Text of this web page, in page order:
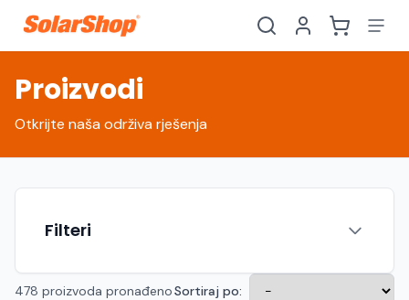
Proizvodi
Otkrijte naša održiva rješenja
Filteri
478 proizvoda pronađenoSortiraj po: